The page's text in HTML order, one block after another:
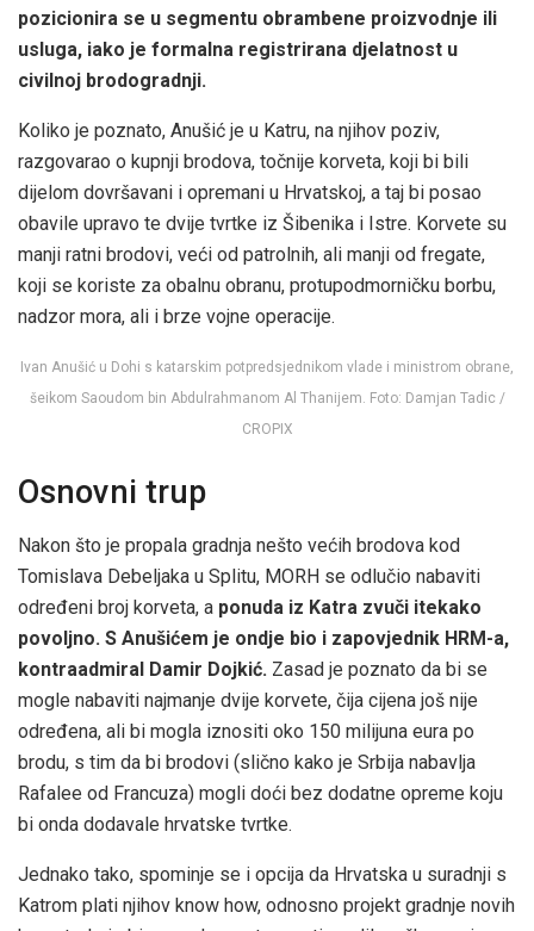
pozicionira se u segmentu obrambene proizvodnje ili
usluga, iako je formalna registrirana djelatnost u
civilnoj brodogradnji.
Koliko je poznato, Anušić je u Katru, na njihov poziv,
razgovarao o kupnji brodova, točnije korveta, koji bi bili
dijelom dovršavani i opremani u Hrvatskoj, a taj bi posao
obavile upravo te dvije tvrtke iz Šibenika i Istre. Korvete su
manji ratni brodovi, veći od patrolnih, ali manji od fregate,
koji se koriste za obalnu obranu, protupodmorničku borbu,
nadzor mora, ali i brze vojne operacije.
Ivan Anušić u Dohi s katarskim potpredsjednikom vlade i ministrom obrane,
šeikom Saoudom bin Abdulrahmanom Al Thanijem. Foto: Damjan Tadic /
CROPIX
Osnovni trup
Nakon što je propala gradnja nešto većih brodova kod
Tomislava Debeljaka u Splitu, MORH se odlučio nabaviti
određeni broj korveta, a ponuda iz Katra zvuči itekako
povoljno. S Anušićem je ondje bio i zapovjednik HRM-a,
kontraadmiral Damir Dojkić. Zasad je poznato da bi se
mogle nabaviti najmanje dvije korvete, čija cijena još nije
određena, ali bi mogla iznositi oko 150 milijuna eura po
brodu, s tim da bi brodovi (slično kako je Srbija nabavlja
Rafalee od Francuza) mogli doći bez dodatne opreme koju
bi onda dodavale hrvatske tvrtke.
Jednako tako, spominje se i opcija da Hrvatska u suradnji s
Katrom plati njihov know how, odnosno projekt gradnje novih